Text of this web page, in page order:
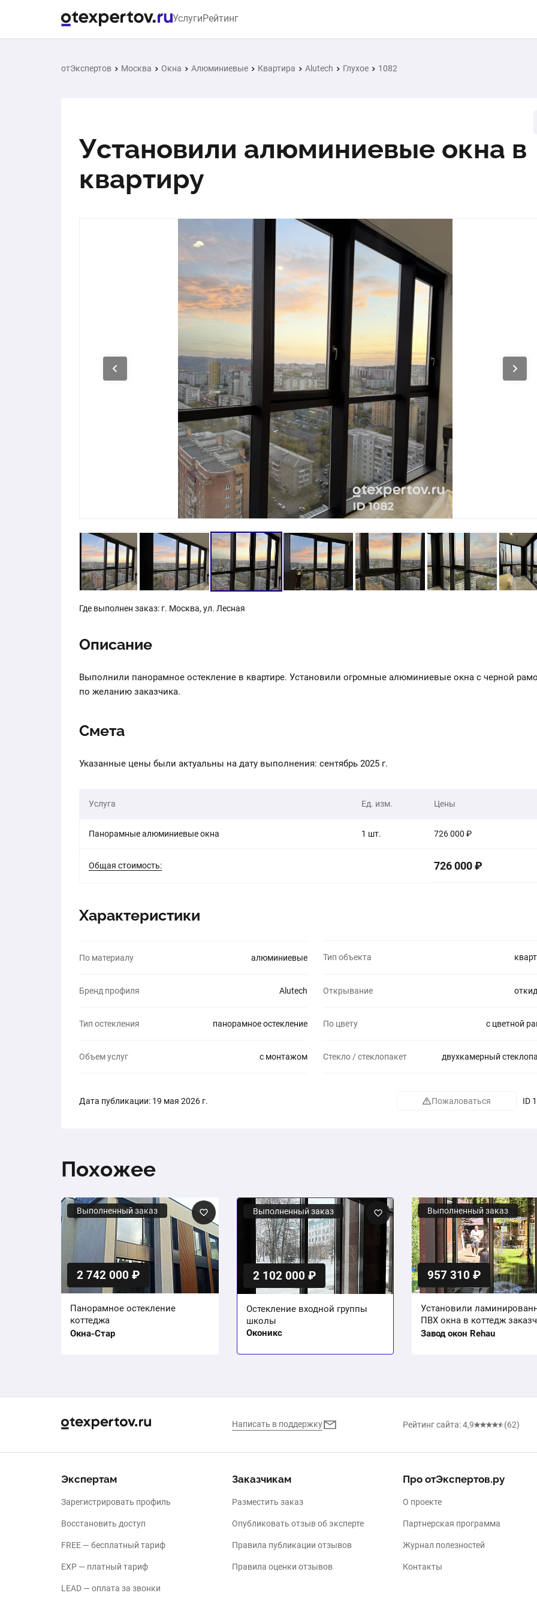
УслугиРейтинг
отЭкспертов Москва Окна Алюминиевые Квартира Alutech Глухое 1082
Установили алюминиевые окна в
квартиру
Где выполнен заказ: г. Москва, ул. Лесная
Описание
Выполнили панорамное остекление в квартире. Установили огромные алюминиевые окна с черной
по желанию заказчика.
Смета
Указанные цены были актуальны на дату выполнения: сентябрь 2025 г.
Услуга Ед. изм. Цены
Панорамные алюминиевые окна 1 шт. 726 000 ₽
Общая стоимость: 726 000 ₽
Характеристики
По материалу алюминиевые Тип объекта
Бренд профиля Alutech Открывание
Тип остекления панорамное остекление По цвету с цветной
Объем услуг с монтажом Стекло / стеклопакет двухкамерный
Дата публикации: 19 мая 2026 г. Пожаловаться ID
Похожее
Выполненный заказ
2 742 000 ₽
Панорамное остекление
коттеджа
Окна-Стар
Выполненный заказ
2 102 000 ₽
Остекление входной группы
школы
Оконикс
Выполненный заказ
957 310 ₽
Установили
ПВХ окна в коттедж
Завод окон Rehau
Написать в поддержку Рейтинг сайта: 4,9 (62)
Экспертам
Зарегистрировать профиль
Восстановить доступ
FREE — бесплатный тариф
EXP — платный тариф
LEAD — оплата за звонки
Заказчикам
Разместить заказ
Опубликовать отзыв об эксперте
Правила публикации отзывов
Правила оценки отзывов
Про отЭкспертов.ру
О проекте
Партнерская программа
Журнал полезностей
Контакты